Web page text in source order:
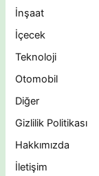
İnşaat
İçecek
Teknoloji
Otomobil
Diğer
Gizlilik Politikası
Hakkımızda
İletişim